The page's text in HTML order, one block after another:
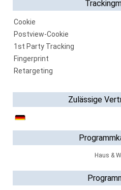
Cookie
Postview-Cookie
1st Party Tracking
Fingerprint
Retargeting
Zulässige
Haus &